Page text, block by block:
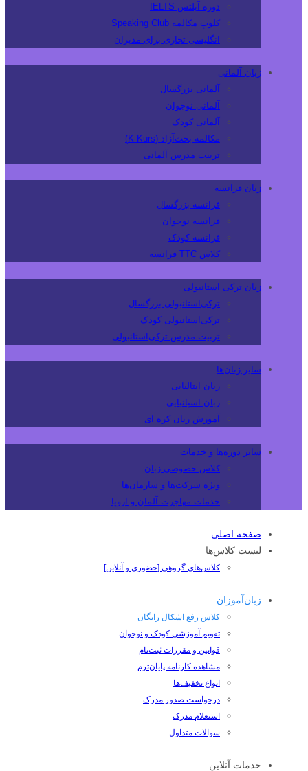
دوره آیلتس IELTS
کلوپ مکالمه Speaking Club
انگلیسی تجاری برای مدیران
زبان آلمانی
آلمانی بزرگسال
آلمانی نوجوان
آلمانی کودک
مکالمه بحث‌آزاد (K-Kurs)
تربیت مدرس آلمانی
زبان فرانسه
فرانسه بزرگسال
فرانسه نوجوان
فرانسه کودک
کلاس TTC فرانسه
زبان ترکی استانبولی
ترکی‌استانبولی بزرگسال
ترکی‌استانبولی کودک
تربیت مدرس ترکی‌استانبولی
سایر زبان‌ها
زبان ایتالیایی
زبان اسپانیایی
آموزش زبان کره ای
سایر دوره‌ها و خدمات
کلاس خصوصی زبان
ویژه شرکت‌ها و سازمان‌ها
خدمات مهاجرت آلمان و اروپا
صفحه اصلی
لیست کلاس‌ها
کلاس‌های گروهی [حضوری و آنلاین]
زبان‌آموزان
کلاس رفع اشکال رایگان
تقویم آموزشی کودک و نوجوان
قوانین و مقررات ثبت‌نام
مشاهده کارنامه پایان‌ترم
انواع تخفیف‌ها
درخواست صدور مدرک
استعلام مدرک
سوالات متداول
خدمات آنلاین